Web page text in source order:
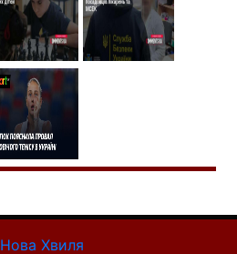
Нова Хвиля